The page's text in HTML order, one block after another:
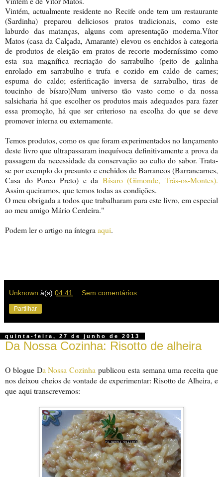
Vintém, actualmente residente no Recife onde tem um restaurante
(Sardinha) preparou deliciosos pratos tradicionais, como este
laburdo das matanças, alguns com apresentação moderna.Vítor
Matos (casa da Calçada, Amarante) elevou os enchidos à categoria
de produtos de eleição em pratos de recorte moderníssimo como
esta sua magnífica recriação do sarrabulho (peito de galinha
enrolado em sarrabulho e trufa e cozido em caldo de carnes;
espuma do caldo; esferificação inversa de sarrabulho, tiras de
toucinho de bísaro)Num universo tão vasto como o da nossa
salsicharia há que escolher os produtos mais adequados para fazer
essa promoção, há que ser criterioso na escolha do que se deve
promover interna ou externamente.
Temos produtos, como os que foram experimentados no lançamento
deste livro que ultrapassaram inequívoca definitivamente a prova da
passagem da necessidade da conservação ao culto do sabor. Trata-
se por exemplo do presunto e enchidos de Barrancos (Barrancarnes,
Casa do Porco Preto) e da Bísaro (Gimonde, Trás-os-Montes).
Assim queiramos, que temos todas as condições.
O meu obrigada a todos que trabalharam para este livro, em especial
ao meu amigo Mário Cerdeira."
Podem ler o artigo na íntegra aqui.
Unknown à(s) 04:41 Sem comentários:
Partilhar
quinta-feira, 27 de junho de 2013
Da Nossa Cozinha: Risotto de alheira
O blogue Da Nossa Cozinha publicou esta semana uma receita que
nos deixou cheios de vontade de experimentar: Risotto de Alheira, e
que aqui transcrevemos: